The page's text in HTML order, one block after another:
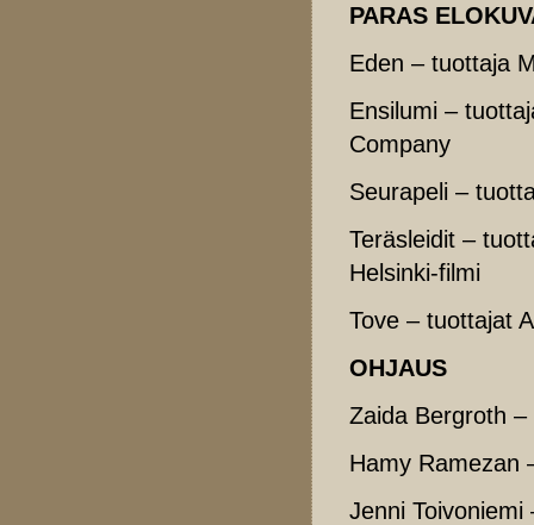
PARAS
Eden – tuottaja
Ensilumi –
Company
Seurapeli –
Teräsleidit –
Helsinki-filmi
Tove – tuottajat
OHJAUS
Zaida Bergroth –
Hamy Ramezan
Jenni Toivoniemi